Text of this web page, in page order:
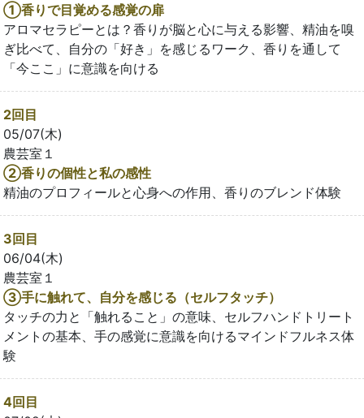
①香りで目覚める感覚の扉
アロマセラピーとは？香りが脳と心に与える影響、精油を嗅
ぎ比べて、自分の「好き」を感じるワーク、香りを通して
「今ここ」に意識を向ける
2回目
05/07(木)
農芸室１
②香りの個性と私の感性
精油のプロフィールと心身への作用、香りのブレンド体験
3回目
06/04(木)
農芸室１
③手に触れて、自分を感じる（セルフタッチ）
タッチの力と「触れること」の意味、セルフハンドトリート
メントの基本、手の感覚に意識を向けるマインドフルネス体
験
4回目